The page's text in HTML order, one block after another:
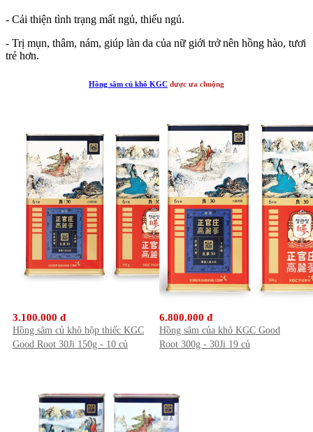
- Cải thiện tình trạng mất ngủ, thiếu ngủ.
- Trị mụn, thâm, nám, giúp làn da của nữ giới trở nên hồng hào, tươi
trẻ hơn.
Hồng sâm củ khô KGC được ưa chuộng
3.100.000 đ
Hồng sâm củ khô hộp thiếc KGC
Good Root 30Ji 150g - 10 củ
6.800.000 đ
Hồng sâm của khô KGC Good
Root 300g - 30Ji 19 củ